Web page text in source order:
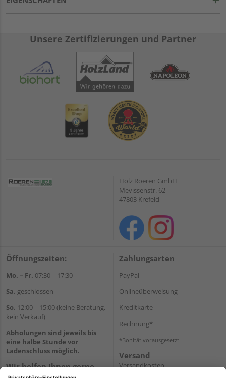
Unsere Zertifizierungen und Partner
Holz Roeren GmbH
Mevissenstr. 62
47803 Krefeld
Öffnungszeiten:
Mo. – Fr. 07:30 – 17:30
Sa. geschlossen
So. 12:00 – 15:00 (keine Beratung,
kein Verkauf)
Abholungen sind jeweils bis
eine halbe Stunde vor
Ladenschluss möglich.
Wir helfen Ihnen gerne
Zahlungsarten
PayPal
Onlineüberweisung
Kreditkarte
Rechnung*
*Bonität vorausgesetzt
Versand
Versandkosten